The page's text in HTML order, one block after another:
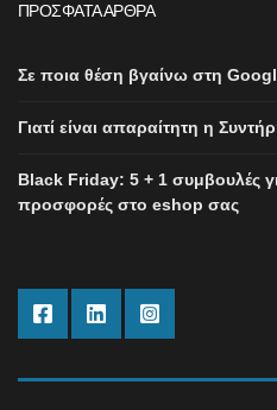
ΠΡΌΣΦΑΤΑ ΆΡΘΡΑ
Σε ποια θέση βγαίνω στη
Γιατί είναι απαραίτητη η
Black Friday: 5 + 1 συμβουλές
προσφορές στο eshop σας